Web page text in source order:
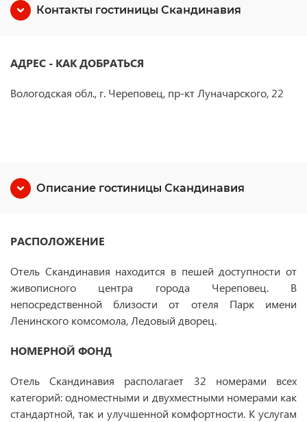
Контакты гостиницы Скандинавия
АДРЕС - КАК ДОБРАТЬСЯ
Вологодская обл., г. Череповец, пр-кт Луначарского, 22
Описание гостиницы Скандинавия
РАСПОЛОЖЕНИЕ
Отель Скандинавия находится в пешей доступности от
живописного центра города Череповец. В
непосредственной близости от отеля Парк имени
Ленинского комсомола, Ледовый дворец.
НОМЕРНОЙ ФОНД
Отель Скандинавия располагает 32 номерами всех
категорий: одноместными и двухместными номерами как
стандартной, так и улучшенной комфортности. К услугам